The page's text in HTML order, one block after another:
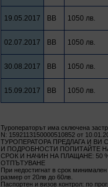
19.05.2017 BB 1050 лв.
02.07.2017 BB 1050 лв.
30.08.2017 BB 1050 лв.
15.09.2017 BB 1050 лв.
Туроператорът има сключена
N: 1592113150000510852 от
ТУРОПЕРАТОРА ПРЕДЛАГА И ВИ
И ПОДРОБНОСТИ ПОПИТАЙТЕ НА
СРОК И НАЧИН НА ПЛАЩАНЕ: 50
ОТПЪТУВАНЕ
При недостигнат в срок
размер от 20лв до 60лв.
Паспортен и визов контрол: по